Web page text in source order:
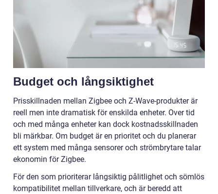
Budget och långsiktighet
Prisskillnaden mellan Zigbee och Z-Wave-produkter är
reell men inte dramatisk för enskilda enheter. Over tid
och med många enheter kan dock kostnadsskillnaden
bli märkbar. Om budget är en prioritet och du planerar
ett system med många sensorer och strömbrytare talar
ekonomin för Zigbee.
För den som prioriterar långsiktig pålitlighet och sömlös
kompatibilitet mellan tillverkare, och är beredd att